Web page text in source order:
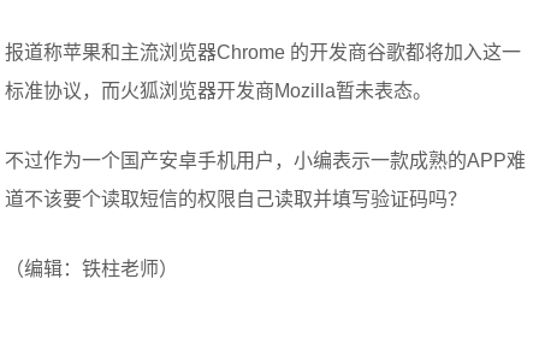
报道称苹果和主流浏览器Chrome 的开发商谷歌都将加入这一
标准协议，而火狐浏览器开发商Mozilla暂未表态。
不过作为一个国产安卓手机用户，小编表示一款成熟的APP难
道不该要个读取短信的权限自己读取并填写验证码吗？
（编辑：铁柱老师）